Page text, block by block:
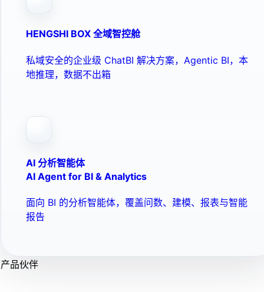
HENGSHI BOX 全域智控舱
私域安全的企业级 ChatBI 解决方案，Agentic BI，本
地推理，数据不出箱
AI 分析智能体
AI Agent for BI & Analytics
面向 BI 的分析智能体，覆盖问数、建模、报表与智能
报告
产品伙伴